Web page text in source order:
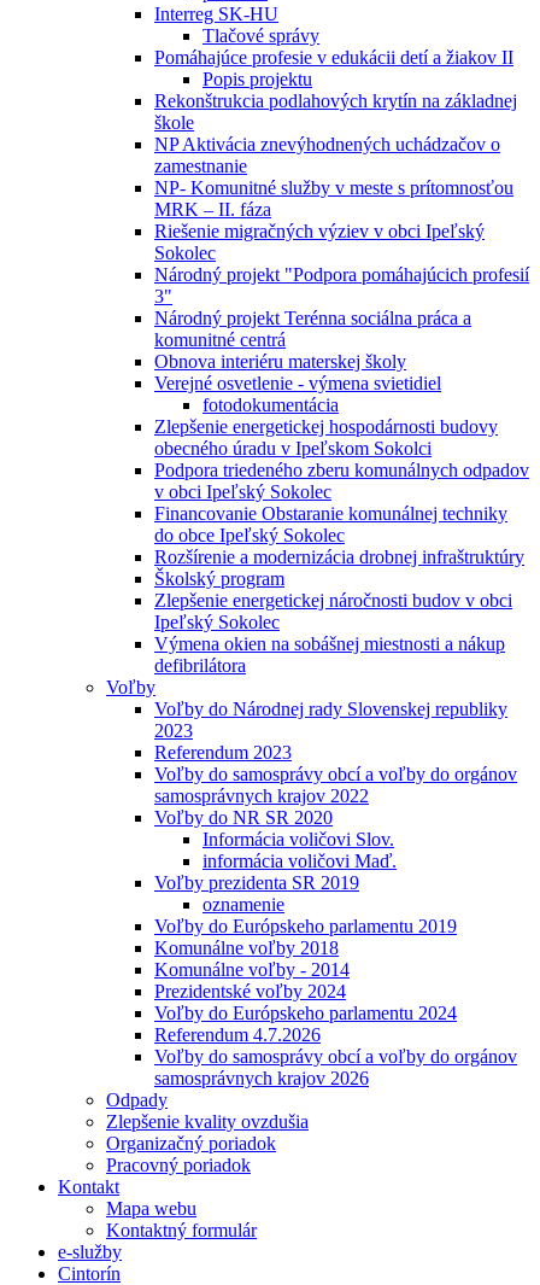
Interreg SK-HU
Tlačové správy
Pomáhajúce profesie v edukácii detí a žiakov II
Popis projektu
Rekonštrukcia podlahových krytín na základnej
škole
NP Aktivácia znevýhodnených uchádzačov o
zamestnanie
NP- Komunitné služby v meste s prítomnosťou
MRK – II. fáza
Riešenie migračných výziev v obci Ipeľský
Sokolec
Národný projekt "Podpora pomáhajúcich profesií
3"
Národný projekt Terénna sociálna práca a
komunitné centrá
Obnova interiéru materskej školy
Verejné osvetlenie - výmena svietidiel
fotodokumentácia
Zlepšenie energetickej hospodárnosti budovy
obecného úradu v Ipeľskom Sokolci
Podpora triedeného zberu komunálnych odpadov
v obci Ipeľský Sokolec
Financovanie Obstaranie komunálnej techniky
do obce Ipeľský Sokolec
Rozšírenie a modernizácia drobnej infraštruktúry
Školský program
Zlepšenie energetickej náročnosti budov v obci
Ipeľský Sokolec
Výmena okien na sobášnej miestnosti a nákup
defibrilátora
Voľby
Voľby do Národnej rady Slovenskej republiky
2023
Referendum 2023
Voľby do samosprávy obcí a voľby do orgánov
samosprávnych krajov 2022
Voľby do NR SR 2020
Informácia voličovi Slov.
informácia voličovi Maď.
Voľby prezidenta SR 2019
oznamenie
Voľby do Európskeho parlamentu 2019
Komunálne voľby 2018
Komunálne voľby - 2014
Prezidentské voľby 2024
Voľby do Európskeho parlamentu 2024
Referendum 4.7.2026
Voľby do samosprávy obcí a voľby do orgánov
samosprávnych krajov 2026
Odpady
Zlepšenie kvality ovzdušia
Organizačný poriadok
Pracovný poriadok
Kontakt
Mapa webu
Kontaktný formulár
e-služby
Cintorín